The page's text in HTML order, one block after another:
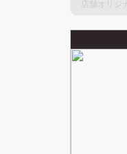
店舗オリジ